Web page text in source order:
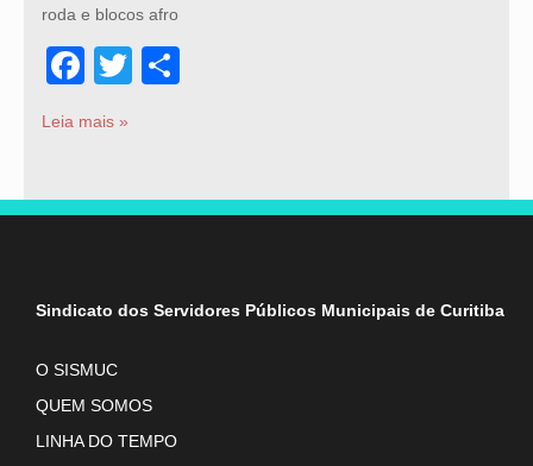
roda e blocos afro
Facebook
Twitter
Leia mais »
Sindicato dos Servidores Públicos Municipais de Curitiba
O SISMUC
QUEM SOMOS
LINHA DO TEMPO